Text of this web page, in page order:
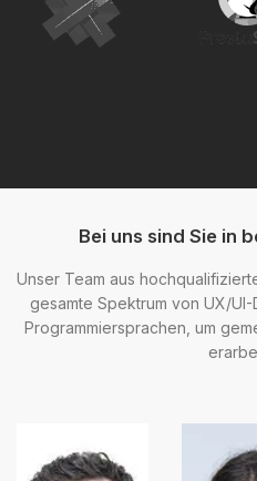
Bei uns sind Sie in
Unser Team aus
gesamte Spektrum von UX/
Programmiersprachen, um